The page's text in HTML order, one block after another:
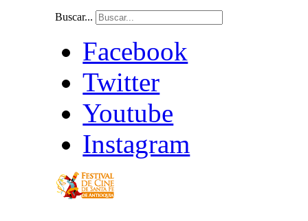
Buscar...
Facebook
Twitter
Youtube
Instagram